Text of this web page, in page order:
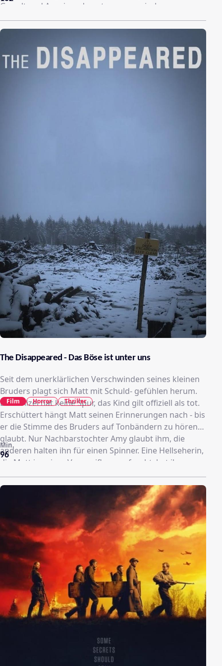
Gewalt und Auseinandersetzungen zwischen
verschiedenen Ethnien an der Tagesordnung sind.
The Disappeared - Das Böse ist unter uns
Seit dem unerklärlichen Verschwinden seines kleinen
Bruders plagt sich Matt mit Schuld- gefühlen herum.
Die Polizei hat keine Spur, das Kind gilt offiziell als tot.
Erschüttert hängt Matt seinen Erinnerungen nach - bis
er die Stimme des Bruders auf Tonbändern zu hören
glaubt. Nur Nachbarstochter Amy glaubt ihm, die
anderen halten ihn für einen Spinner. Eine Hellseherin,
die Matt in seiner Verzweiflung aufsucht, hat ihre
eigene Theorie. Und warum verschwinden in der Nähe
immer wieder Kinder? Wie auch die Schwester seines
besten Freundes Simon? Was als stilles Sozialdrama
vor ungeschminktem Hintergrund seinen Anfang
nimmt, entwickelt sich mit starken Soundeffekten und
heftigen Horroreinschüben zum urbanen
Geisterschocker. Denn hinter der ausgeblichenen
Südlondoner Großstadtkulisse wuchern wahrhaft
grauenvolle, okkulte Kräfte, die einen blutigen Tribut
fordern.
96
Min.
Film Horror Thriller